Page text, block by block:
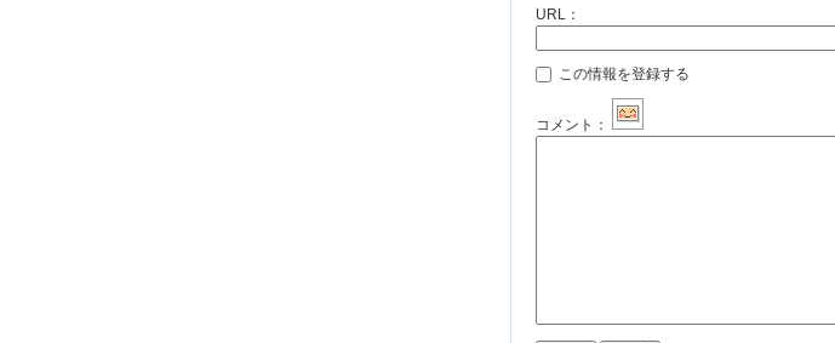
URL：
この情報を登録する
コメント：